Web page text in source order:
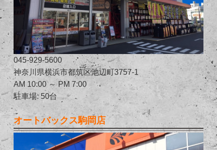
045-929-5600
神奈川県横浜市都筑区池辺町3757-1
AM 10:00 ～ PM 7:00
駐車場: 50台
オートバックス駒岡店